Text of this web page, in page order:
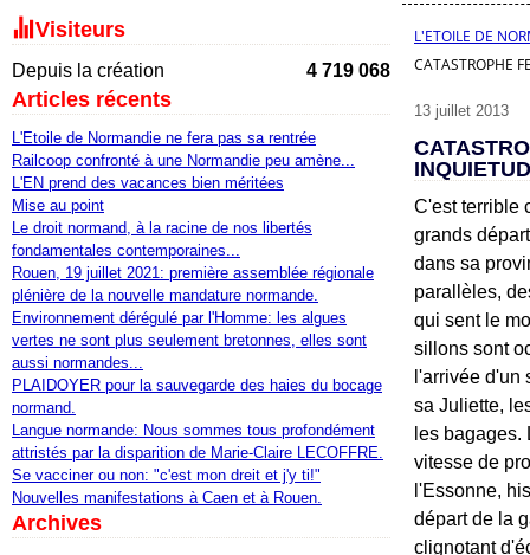
Visiteurs
Depuis la création 4 719 068
Articles récents
L'Etoile de Normandie ne fera pas sa rentrée
Railcoop confronté à une Normandie peu amène...
L'EN prend des vacances bien méritées
Mise au point
Le droit normand, à la racine de nos libertés
fondamentales contemporaines...
Rouen, 19 juillet 2021: première assemblée régionale
plénière de la nouvelle mandature normande.
Environnement dérégulé par l'Homme: les algues
vertes ne sont plus seulement bretonnes, elles sont
aussi normandes...
PLAIDOYER pour la sauvegarde des haies du bocage
normand.
Langue normande: Nous sommes tous profondément
attristés par la disparition de Marie-Claire LECOFFRE.
Se vacciner ou non: "c'est mon dreit et j'y ti!"
Nouvelles manifestations à Caen et à Rouen.
Archives
L'ETOILE DE
CATASTROPHE
13 juillet 2013
C'est terrible
grands
dans sa
parallèles,
qui sent le
sillons sont
l'arrivée d'un
sa Juliette,
les
vitesse de
l'Essonne,
départ de la
clignotant